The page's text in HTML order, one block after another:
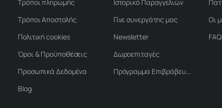
Τρόποι πληρωμής
Τρόποι Αποστολής
Πολιτική cookies
Όροι & Προϋποθέσεις
Προσωπικά Δεδομένα
Blog
Ιστορικό Παραγγελιών
Γίνε συνεργάτης μας
Newsletter
Δωροεπιταγές
Πρόγραμμα Επιβράβευσης
Οι
FAQ